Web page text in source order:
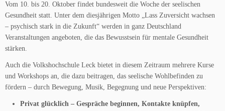
Vom 10. bis 20. Oktober findet bundesweit die Woche der seelischen
Gesundheit statt. Unter dem diesjährigen Motto „Lass Zuversicht wachsen
– psychisch stark in die Zukunft“ werden in ganz Deutschland
Veranstaltungen angeboten, die das Bewusstsein für mentale Gesundheit
stärken.
Auch die Volkshochschule Leck bietet in diesem Zeitraum mehrere Kurse
und Workshops an, die dazu beitragen, das seelische Wohlbefinden zu
fördern – durch Bewegung, Musik, Begegnung und neue Perspektiven:
Privat glücklich – Gespräche beginnen, Kontakte knüpfen,